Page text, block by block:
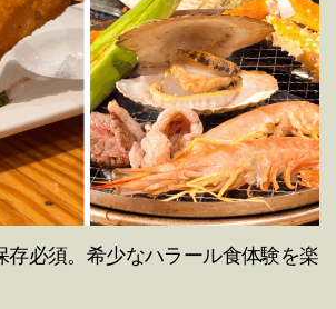
存必須。希少なハラール食体験を楽